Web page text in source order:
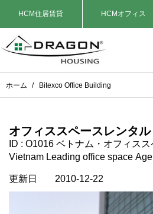
HCM住居賃貸 HCMオフィス
ホーム / Bitexco Office Building
更新日 2010-12-22
オフィススペースレンタ
Building , Nguyen Hue
市, ベトナム
ID : O1016 ベトナム・オフィススペースレンタル -
Vietnam Leading office space
チミン市1区。 Nguyen Hue st.. タイプ：オフィススペー